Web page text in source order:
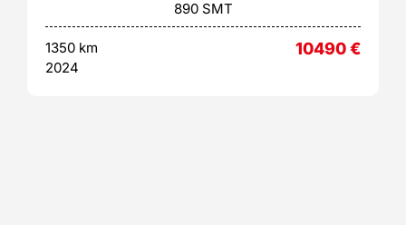
890 SMT
1350 km
2024
10490€